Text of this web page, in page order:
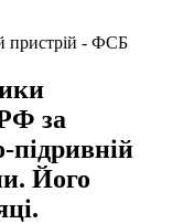
пристрій - ФСБ
за
підривній
Його